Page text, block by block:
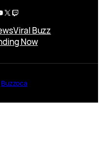
X Twitch
Viral Buzz
Now
Buzzoca